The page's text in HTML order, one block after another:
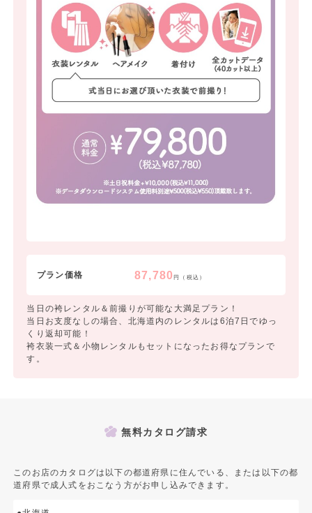
プラン価格 87,780円（税込）
当日の袴レンタル＆前撮りが可能な大満足プラン！
当日お支度なしの場合、北海道内のレンタルは6泊7日でゆっ
くり返却可能！
袴衣装一式＆小物レンタルもセットになったお得なプランで
す。
無料カタログ請求
このお店のカタログは以下の都道府県に住んでいる、または以下の都
道府県で成人式をおこなう方がお申し込みできます。